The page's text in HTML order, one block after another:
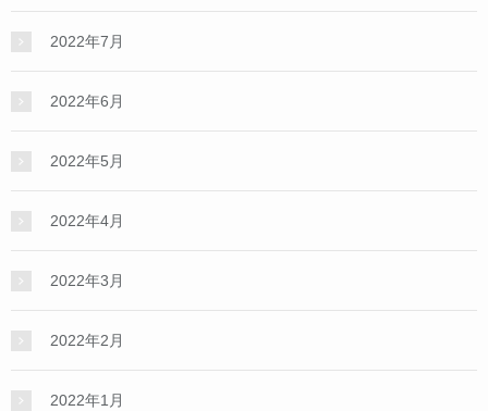
2022年7月
2022年6月
2022年5月
2022年4月
2022年3月
2022年2月
2022年1月